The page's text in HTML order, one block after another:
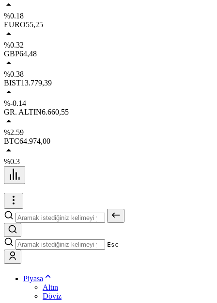
%0.18
EURO55,25
%0.32
GBP64,48
%0.38
BIST13.779,39
%-0.14
GR. ALTIN6.660,55
%2.59
BTC64.974,00
%0.3
Esc
Piyasa
Altın
Döviz